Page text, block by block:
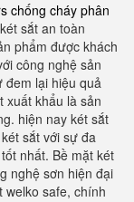
chống cháy phân
két sắt an toàn
phẩm được khách
công nghệ sản
đem lại hiệu quả
xuất khẩu là sản
hiện nay két sắt
sắt với sự đa
nhất. Bề mặt két
nghệ sơn hiện đại
welko safe, chính